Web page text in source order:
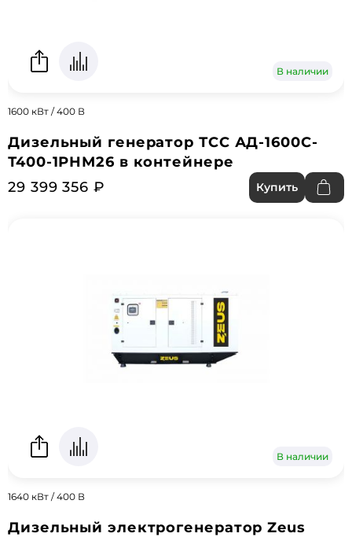
В наличии
1600 кВт / 400 В
Дизельный генератор ТСС АД-1600С-
Т400-1РНМ26 в контейнере
29 399 356 ₽
Купить
В наличии
1640 кВт / 400 В
Дизельный электрогенератор Zeus